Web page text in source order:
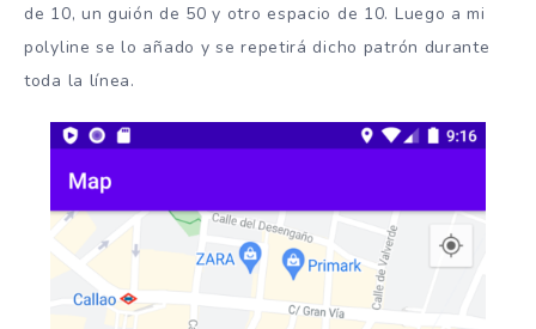
de 10, un guión de 50 y otro espacio de 10. Luego a mi
polyline se lo añado y se repetirá dicho patrón durante
toda la línea.